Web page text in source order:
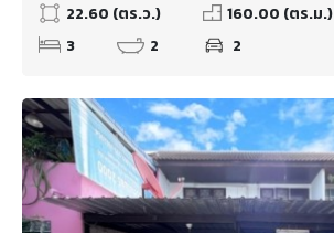
22.60 (ตร.ว.)
160.00 (ตร.ม.)
3
2 2